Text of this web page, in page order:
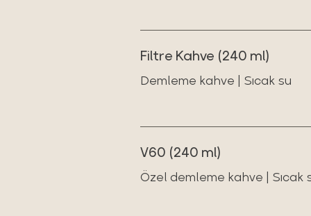
Filtre Kahve (240 ml)
Demleme kahve | Sıcak su
V60 (240 ml)
Özel demleme kahve | Sıcak